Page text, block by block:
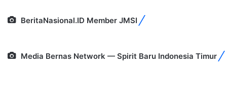
BeritaNasional.ID Member JMSI
Media Bernas Network — Spirit Baru Indonesia Timur